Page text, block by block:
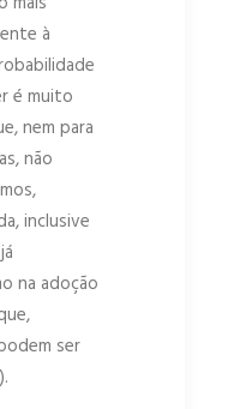
à
é muito
nem para
não
inclusive
na adoção
ser